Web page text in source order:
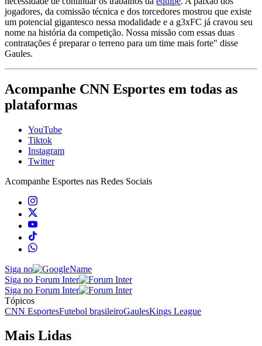
jogadores, da comissão técnica e dos torcedores mostrou que existe
um potencial gigantesco nessa modalidade e a g3xFC já cravou seu
nome na história da competição. Nossa missão com essas duas
contratações é preparar o terreno para um time mais forte" disse
Gaules.
Acompanhe CNN Esportes em todas as
plataformas
YouTube
Tiktok
Instagram
Twitter
Acompanhe Esportes nas Redes Sociais
Siga no
Siga no Forum Inter
Siga no Forum Inter
Tópicos
CNN EsportesFutebol brasileiroGaulesKings League
Mais Lidas